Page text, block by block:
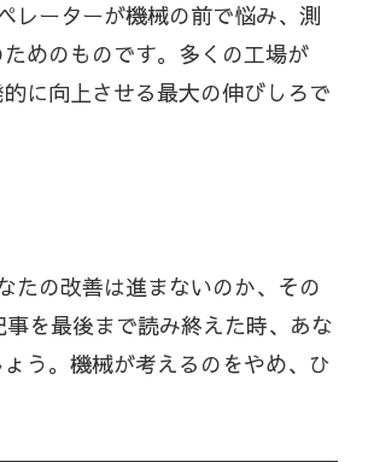
レーターが機械の前で悩み、測
めのものです。多くの工場が
に向上させる最大の伸びしろで
たの改善は進まないのか、その
を最後まで読み終えた時、あな
う。機械が考えるのをやめ、ひ